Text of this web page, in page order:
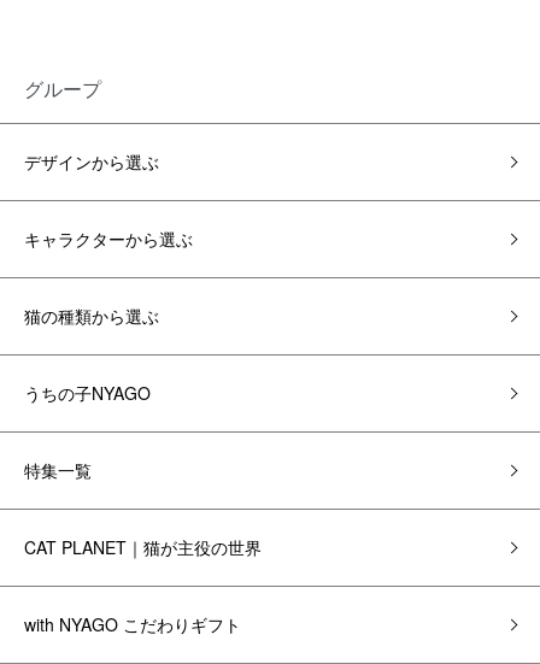
グループ
デザインから選ぶ
キャラクターから選ぶ
猫の種類から選ぶ
うちの子NYAGO
特集一覧
CAT PLANET｜猫が主役の世界
with NYAGO こだわりギフト